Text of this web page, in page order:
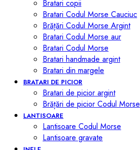
Bratari copii
Bratari Codul Morse Cauciuc
Brățări Codul Morse Argint
Bratari Codul Morse aur
Bratari Codul Morse
Bratari handmade argint
Bratari din margele
BRATARI DE PICIOR
Bratari de picior argint
Brățări de picior Codul Morse
LANTISOARE
Lantisoare Codul Morse
Lantisoare gravate